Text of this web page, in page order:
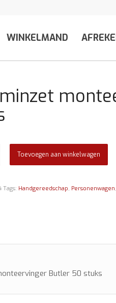
WINKELMAND
Toevoegen aan winkelwagen
Tags: Handgereedschap, Personenwagen
Butler 50 stuks